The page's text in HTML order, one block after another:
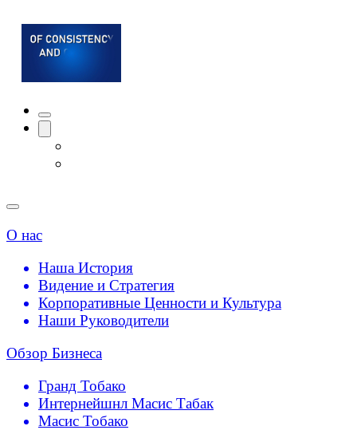
О нас
Наша История
Видение и Стратегия
Корпоративные Ценности и Культура
Наши Руководители
Обзор Бизнеса
Гранд Тобако
Интернейшнл Масис Табак
Масис Тобако